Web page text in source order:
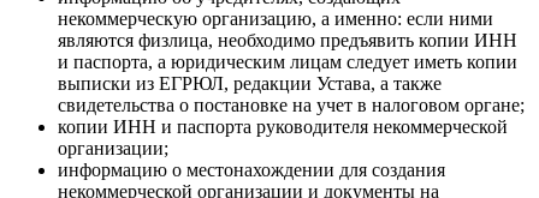
некоммерческую организацию, а именно: если ними
являются физлица, необходимо предъявить копии ИНН
и паспорта, а юридическим лицам следует иметь копии
выписки из ЕГРЮЛ, редакции Устава, а также
свидетельства о постановке на учет в налоговом органе;
копии ИНН и паспорта руководителя некоммерческой
организации;
информацию о местонахождении для создания
некоммерческой организации и документы на